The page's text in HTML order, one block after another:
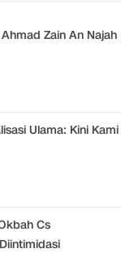
Zain An Najah
Ulama: Kini Kami
Cs